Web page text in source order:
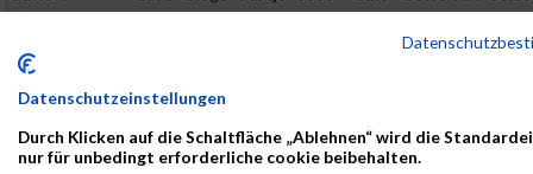
Stuttgart
Teerbau
GmbH
B2RUN
Stuttgart
männlich
Datenschutzeinstellungen
Durch Klicken auf die Schaltfläche „Ablehnen“ wird die
nur für unbedingt erforderliche cookie beibehalten.